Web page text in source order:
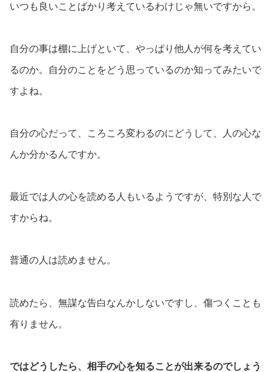
いつも良いことばかり考えているわけじゃ無いですから。
自分の事は棚に上げといて、やっぱり他人が何を考えてい
るのか。自分のことをどう思っているのか知ってみたいで
すよね。
自分の心だって、ころころ変わるのにどうして、人の心な
んか分かるんですか。
最近では人の心を読める人もいるようですが、特別な人で
すからね。
普通の人は読めません。
読めたら、無謀な告白なんかしないですし、傷つくことも
有りません。
ではどうしたら、相手の心を知ることが出来るのでしょう